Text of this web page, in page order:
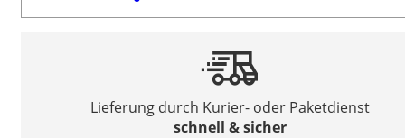
Lieferung durch Kurier- oder Paketdienst
schnell & sicher